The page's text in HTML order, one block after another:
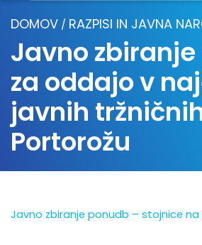
DOMOV / RAZPISI IN JAVNA
Javno
za oddajo v
javnih
Portorožu
Javno zbiranje ponudb – stojnice na